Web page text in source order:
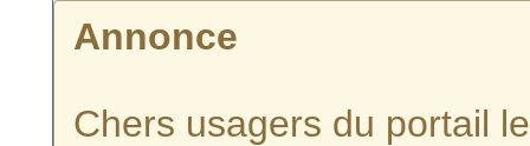
Annonce
Chers usagers du portail